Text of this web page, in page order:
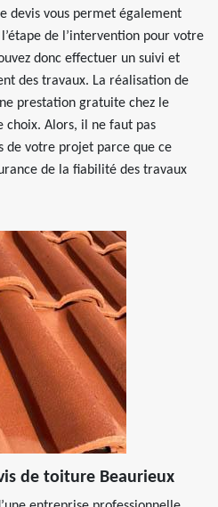
devis vous permet également
de l’intervention pour votre
donc effectuer un suivi et
des travaux. La réalisation de
prestation gratuite chez le
choix. Alors, il ne faut pas
de votre projet parce que ce
de la fiabilité des travaux
de toiture Beaurieux